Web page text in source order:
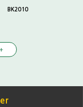
BK2010